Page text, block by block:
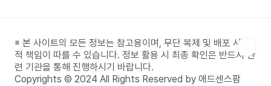
지 중 세 번째에 해당하며, 용기와 카리스마, 리더십
을 상징하는 띠입니다. 호랑이띠에 속하는 사람들은
1926년, 1938년, 1950년, 1962년, 1974년, 19..
※ 본 사이트의 모든 정보는 참고용이며, 무단 복제 및 배포 시 법
적 책임이 따를 수 있습니다. 정보 활용 시 최종 확인은 반드시 관
련 기관을 통해 진행하시기 바랍니다.
Copyrights © 2024 All Rights Reserved by 애드센스팜